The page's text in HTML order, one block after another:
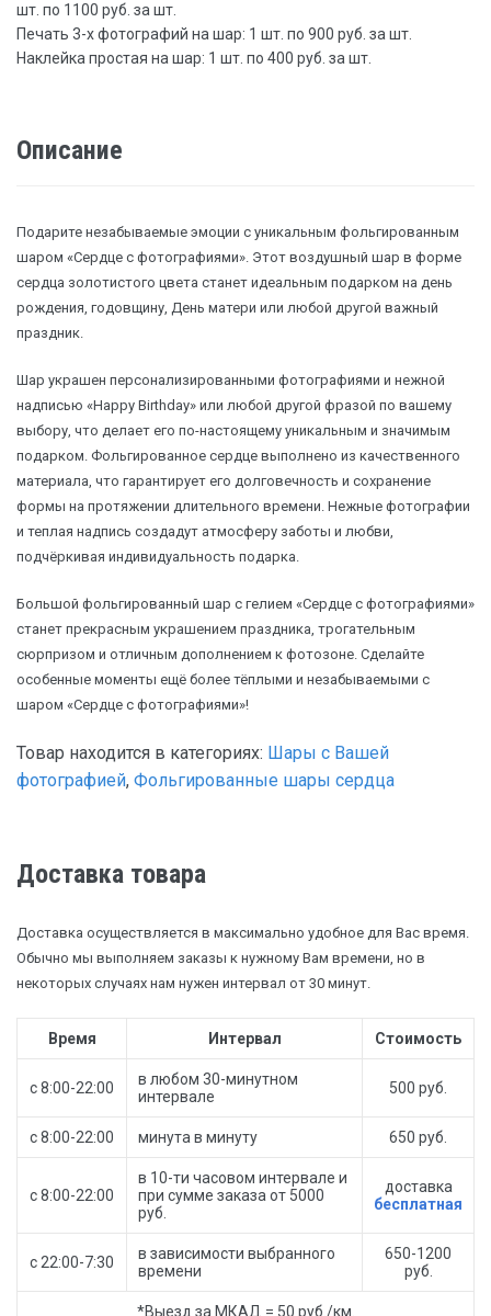
шт. по 1100 руб. за шт.
Печать 3-х фотографий на шар: 1 шт. по 900 руб. за шт.
Наклейка простая на шар: 1 шт. по 400 руб. за шт.
Описание
Подарите незабываемые эмоции с уникальным фольгированным
шаром «Сердце с фотографиями». Этот воздушный шар в форме
сердца золотистого цвета станет идеальным подарком на день
рождения, годовщину, День матери или любой другой важный
праздник.
Шар украшен персонализированными фотографиями и нежной
надписью «Happy Birthday» или любой другой фразой по вашему
выбору, что делает его по-настоящему уникальным и значимым
подарком. Фольгированное сердце выполнено из качественного
материала, что гарантирует его долговечность и сохранение
формы на протяжении длительного времени. Нежные фотографии
и теплая надпись создадут атмосферу заботы и любви,
подчёркивая индивидуальность подарка.
Большой фольгированный шар с гелием «Сердце с фотографиями»
станет прекрасным украшением праздника, трогательным
сюрпризом и отличным дополнением к фотозоне. Сделайте
особенные моменты ещё более тёплыми и незабываемыми с
шаром «Сердце с фотографиями»!
Товар находится в категориях: Шары с Вашей
фотографией, Фольгированные шары сердца
Доставка товара
Доставка осуществляется в максимально удобное для Вас время.
Обычно мы выполняем заказы к нужному Вам времени, но в
некоторых случаях нам нужен интервал от 30 минут.
Время Интервал Стоимость
с 8:00-22:00
в любом 30-минутном
интервале
500 руб.
с 8:00-22:00 минута в минуту 650 руб.
с 8:00-22:00
в 10-ти часовом интервале и
при сумме заказа от 5000
руб.
доставка
бесплатная
с 22:00-7:30
в зависимости выбранного
времени
650-1200
руб.
*Выезд за МКАД = 50 руб./км.